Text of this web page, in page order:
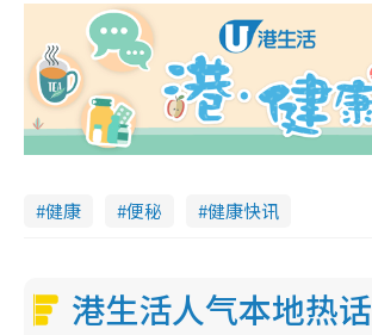
健康 便秘 健康快讯
港生活人气本地热话